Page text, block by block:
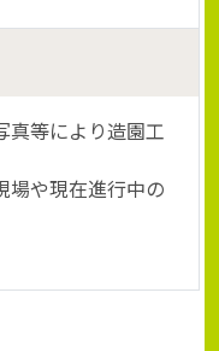
真等により造園工
場や現在進行中の